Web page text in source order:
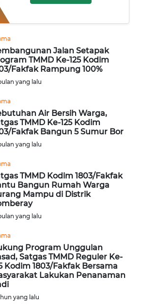
Jalan Setapak
TMMD Ke-125 Kodim
Fakfak Rampung 100%
yang lalu
Air Bersih Warga,
TMMD Ke-125 Kodim
Fakfak Bangun 5 Sumur Bor
yang lalu
TMMD Kodim 1803/Fakfak
Bangun Rumah Warga
Mampu di Distrik
yang lalu
Program Unggulan
Satgas TMMD Reguler Ke-
Kodim 1803/Fakfak Bersama
Lakukan Penanaman
yang lalu